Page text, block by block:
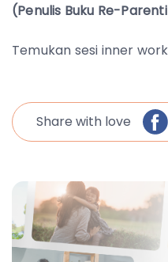
(Penulis Buku Re-
Temukan sesi inner
Share with love